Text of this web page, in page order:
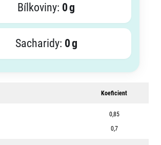
Bílkoviny: 0g
Sacharidy: 0g
Koeficient
0,85
0,7